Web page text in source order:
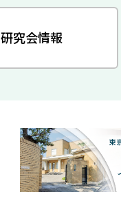
研究会情報